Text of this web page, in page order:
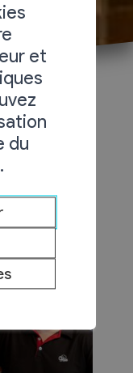
-
et
du